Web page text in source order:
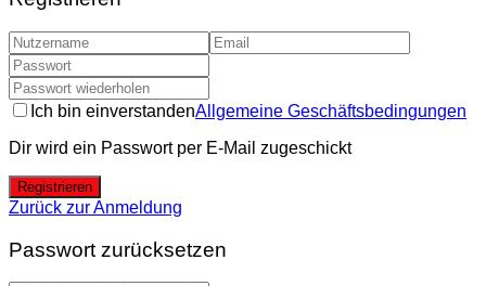
Ich bin einverstandenAllgemeine Geschäftsbedingungen
Dir wird ein Passwort per E-Mail zugeschickt
Registrieren
Zurück zur Anmeldung
Passwort zurücksetzen